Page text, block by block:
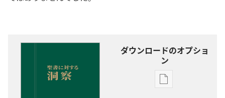
ダウンロードのオプショ
ン
出